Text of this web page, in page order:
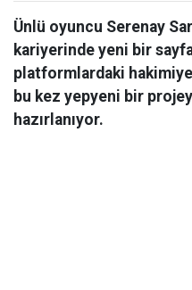
Ünlü oyuncu Serenay
kariyerinde yeni bir
platformlardaki
bu kez yepyeni bir
hazırlanıyor.